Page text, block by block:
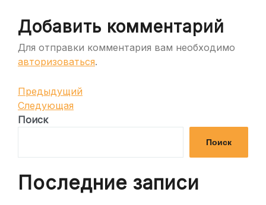
Добавить комментарий
Для отправки комментария вам необходимо
авторизоваться.
Навигация
по
записям
Предыдущая
запись
Предыдущий
Следующая
запись
Следующая
Поиск
Поиск
Последние записи